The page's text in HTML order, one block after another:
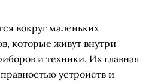
вокруг маленьких
которые живут внутри
и техники. Их главная
устройств и